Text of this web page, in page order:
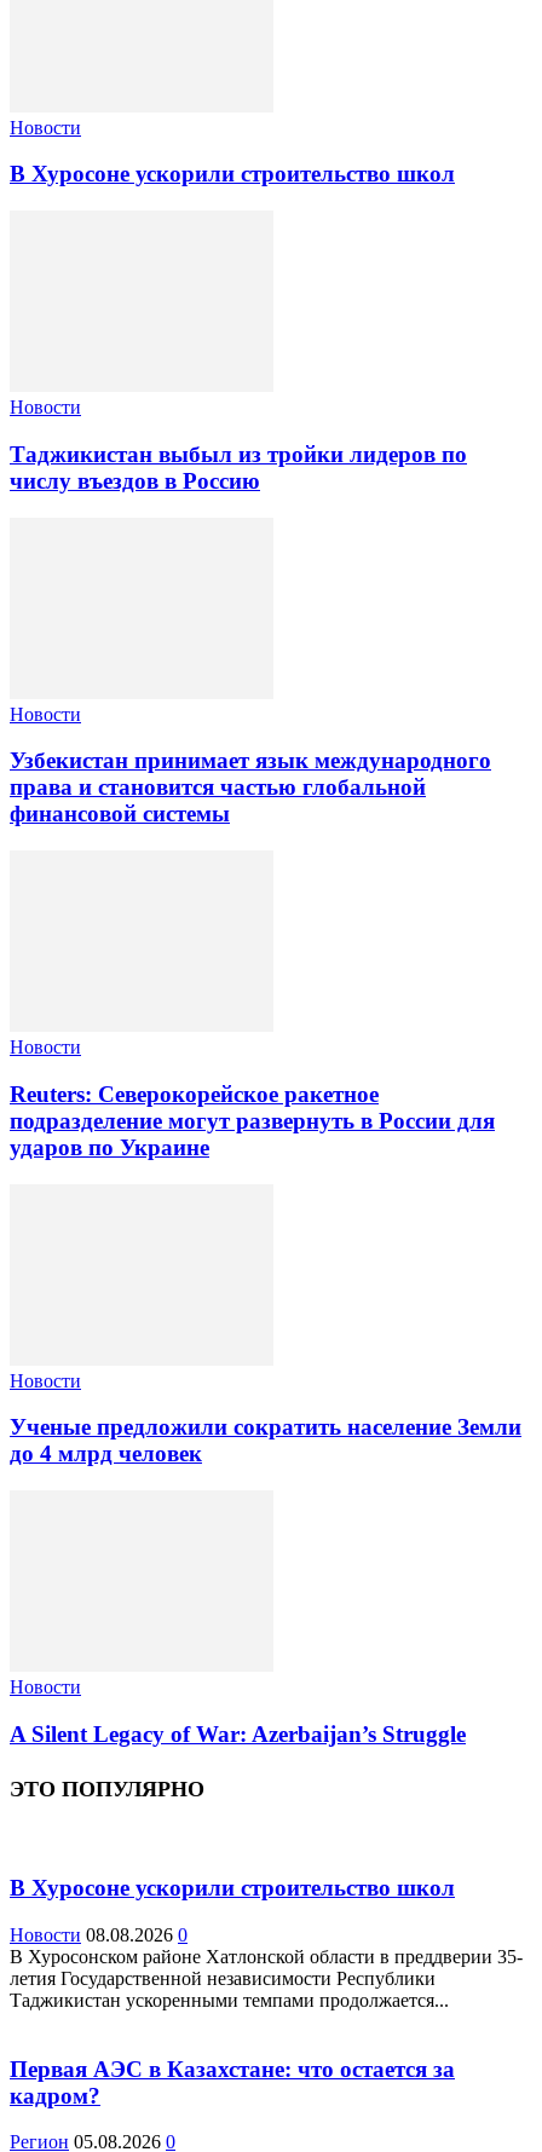
Новости
В Хуросоне ускорили строительство школ
Новости
Таджикистан выбыл из тройки лидеров по
числу въездов в Россию
Новости
Узбекистан принимает язык международного
права и становится частью глобальной
финансовой системы
Новости
Reuters: Северокорейское ракетное
подразделение могут развернуть в России для
ударов по Украине
Новости
Ученые предложили сократить население Земли
до 4 млрд человек
Новости
A Silent Legacy of War: Azerbaijan’s Struggle
ЭТО ПОПУЛЯРНО
В Хуросоне ускорили строительство школ
Новости 08.08.2026 0
В Хуросонском районе Хатлонской области в преддверии 35-
летия Государственной независимости Республики
Таджикистан ускоренными темпами продолжается...
Первая АЭС в Казахстане: что остается за
кадром?
Регион 05.08.2026 0